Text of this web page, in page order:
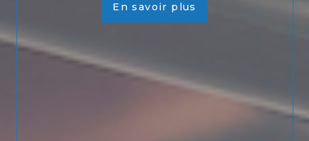
En savoir plus